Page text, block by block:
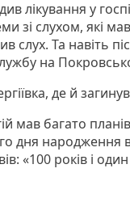
лікування у
зі слухом, які
слух. Та навіть
на
де й
мав багато
дня народження
«100 років і